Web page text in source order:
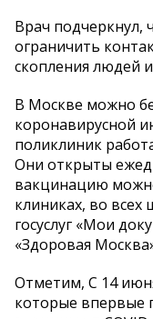
Врач подчеркнул,
ограничить
скопления людей
В Москве можно
коронавирусной
поликлиник
Они открыты
вакцинацию
клиниках, во всех
госуслуг «Мои
«Здоровая
Отметим, С 14
которые впервые